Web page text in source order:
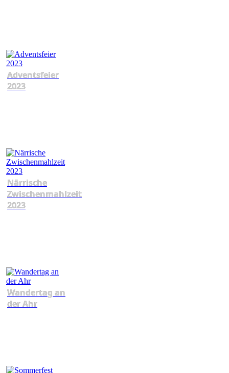
Adventsfeier
2023
Närrische
Zwischenmahlzeit
2023
Wandertag an
der Ahr